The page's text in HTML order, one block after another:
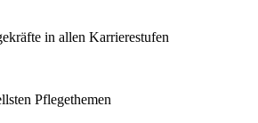
in allen Karrierestufen
Pflegethemen